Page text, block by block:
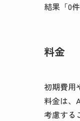
結果「0
料金
初期費用
料金は、
考慮する